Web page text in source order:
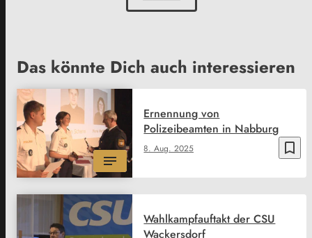
Das könnte Dich auch interessieren
bookmark_border
8. Aug. 2025
Ernennung von
Polizeibeamten in Nabburg
Wahlkampfauftakt der CSU
Wackersdorf